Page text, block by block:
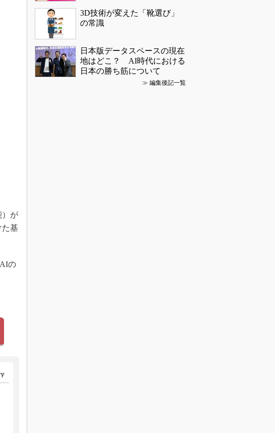
）が
基
の
3D技術が変えた「靴選び」
の常識
日本版データスペースの現在
地はどこ？ AI時代における
日本の勝ち筋について
≫ 編集後記一覧